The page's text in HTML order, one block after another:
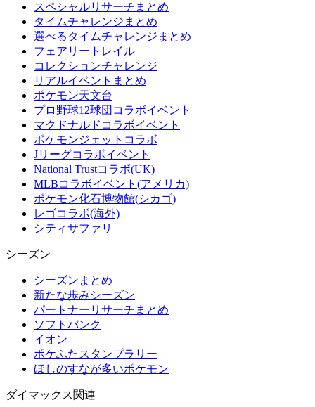
スペシャルリサーチまとめ
タイムチャレンジまとめ
選べるタイムチャレンジまとめ
フェアリートレイル
コレクションチャレンジ
リアルイベントまとめ
ポケモン天文台
プロ野球12球団コラボイベント
マクドナルドコラボイベント
ポケモンジェットコラボ
Jリーグコラボイベント
National Trustコラボ(UK)
MLBコラボイベント(アメリカ)
ポケモン化石博物館(シカゴ)
レゴコラボ(海外)
シティサファリ
シーズン
シーズンまとめ
新たな歩みシーズン
パートナーリサーチまとめ
ソフトバンク
イオン
ポケふたスタンプラリー
ほしのすなが多いポケモン
ダイマックス関連